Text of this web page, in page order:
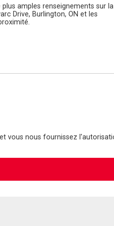
vous nous fournissez